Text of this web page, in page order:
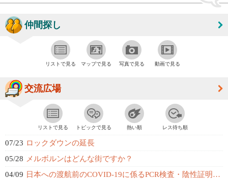
仲間探し
リストで見る マップで見る 写真で見る 動画で見る
交流広場
リストで見る トピックで見る 熱い順 レス待ち順
07/23 ロックダウンの延長
05/28 メルボルンはどんな街ですか？
04/09 日本への渡航前のCOVID-19に係るPCR検査・陰性証明書の発行が可能な民...